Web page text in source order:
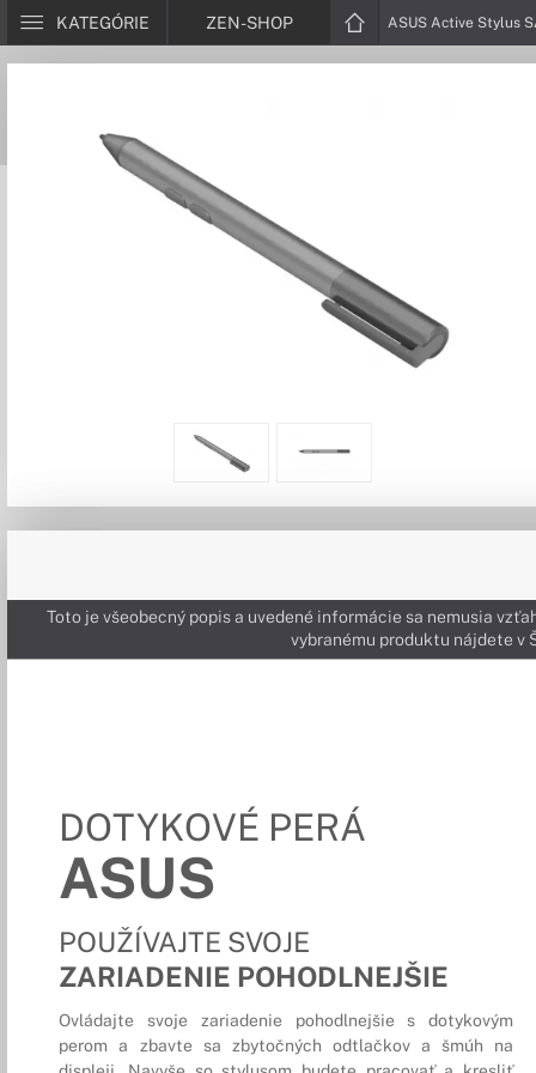
KATEGÓRIE ZEN-SHOP ASUS Active Stylus
Toto je všeobecný popis a uvedené informácie sa nemusia
vybranému produktu nájdete v
DOTYKOVÉ PERÁ
ASUS
POUŽÍVAJTE SVOJE
ZARIADENIE POHODLNEJŠIE
Ovládajte svoje zariadenie pohodlnejšie s dotykovým
perom a zbavte sa zbytočných odtlačkov a šmúh na